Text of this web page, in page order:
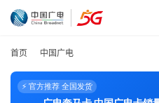
首页 中国广电
⚡ 官方推荐 全国发货